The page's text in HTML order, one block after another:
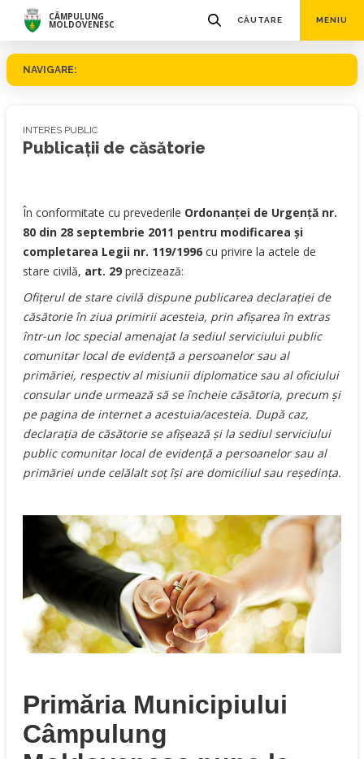
CÂMPULUNG
MOLDOVENESC CĂUTARE MENIU
NAVIGARE:
INTERES PUBLIC
Publicații de căsătorie
În conformitate cu prevederile Ordonanţei de Urgenţă nr.
80 din 28 septembrie 2011 pentru modificarea şi
completarea Legii nr. 119/1996 cu privire la actele de
stare civilă, art. 29 precizează:
Ofiţerul de stare civilă dispune publicarea declaraţiei de
căsătorie în ziua primirii acesteia, prin afişarea în extras
într-un loc special amenajat la sediul serviciului public
comunitar local de evidenţă a persoanelor sau al
primăriei, respectiv al misiunii diplomatice sau al oficiului
consular unde urmează să se încheie căsătoria, precum şi
pe pagina de internet a acestuia/acesteia. După caz,
declaraţia de căsătorie se afişează şi la sediul serviciului
public comunitar local de evidenţă a persoanelor sau al
primăriei unde celălalt soţ îşi are domiciliul sau reşedinţa.
Primăria Municipiului
Câmpulung